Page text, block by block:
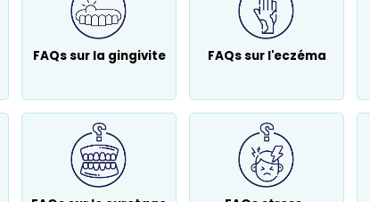
FAQs sur la gingivite FAQs sur l'eczéma